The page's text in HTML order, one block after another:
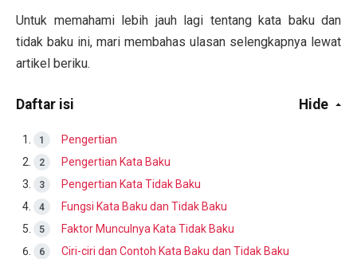
Untuk memahami lebih jauh lagi tentang kata baku dan
tidak baku ini, mari membahas ulasan selengkapnya lewat
artikel beriku.
Daftar isi Hide
Pengertian
Pengertian Kata Baku
Pengertian Kata Tidak Baku
Fungsi Kata Baku dan Tidak Baku
Faktor Munculnya Kata Tidak Baku
Ciri-ciri dan Contoh Kata Baku dan Tidak Baku